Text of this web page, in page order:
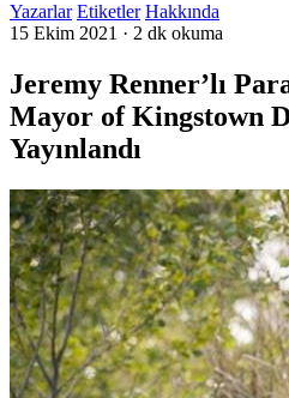
Yazarlar Etiketler Hakkında
15 Ekim 2021 · 2 dk okuma
Jeremy Renner’lı
Mayor of Kingstown
Yayınlandı